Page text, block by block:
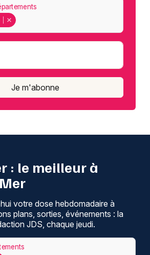
Je m'abonne
: le meilleur à
votre dose hebdomadaire à
plans, sorties, événements : la
JDS, chaque jeudi.